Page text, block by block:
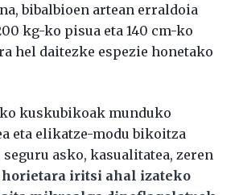
bibalbioen artean erraldoia
kg-ko pisua eta 140 cm-ko
hel daitezke espezie honetako
kuskubikoak munduko
eta elikatze-modu bikoitza
seguru asko, kasualitatea, zeren
iritsi ahal izateko